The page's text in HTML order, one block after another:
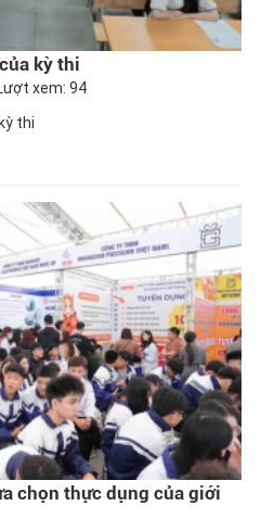
kỳ thi
xem: 94
thi
chọn thực dụng của giới